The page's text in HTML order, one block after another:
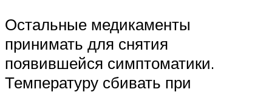
Остальные медикаменты
принимать для снятия
появившейся симптоматики.
Температуру сбивать при